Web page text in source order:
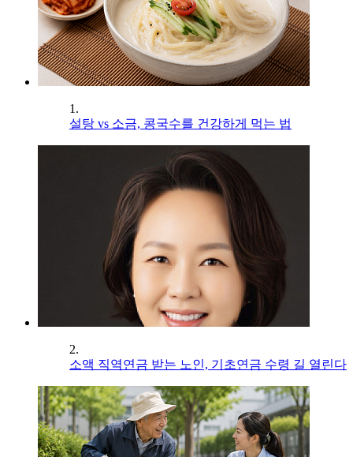
1.
설탕 vs 소금, 콩국수를 건강하게 먹는 법
2.
소액 직역연금 받는 노인, 기초연금 수령 길 열린다